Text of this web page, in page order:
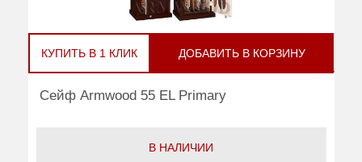
КУПИТЬ В 1 КЛИК ДОБАВИТЬ В КОРЗИНУ
Сейф Armwood 55 EL Primary
В НАЛИЧИИ